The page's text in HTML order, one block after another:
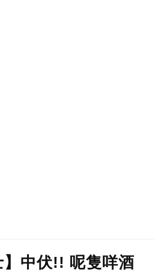
】中伏!! 呢隻咩酒